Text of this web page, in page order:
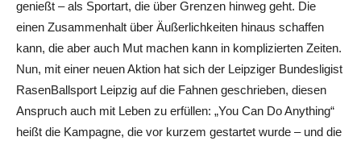
genießt – als Sportart, die über Grenzen hinweg geht. Die
einen Zusammenhalt über Äußerlichkeiten hinaus schaffen
kann, die aber auch Mut machen kann in komplizierten Zeiten.
Nun, mit einer neuen Aktion hat sich der Leipziger Bundesligist
RasenBallsport Leipzig auf die Fahnen geschrieben, diesen
Anspruch auch mit Leben zu erfüllen: „You Can Do Anything“
heißt die Kampagne, die vor kurzem gestartet wurde – und die